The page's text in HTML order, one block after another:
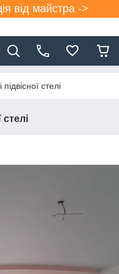
від майстра ->
стелі